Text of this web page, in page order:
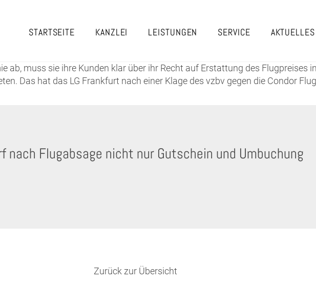
STARTSEITE KANZLEI LEISTUNGEN SERVICE
ab, muss sie ihre Kunden klar über ihr Recht auf Erstattung des Flugpreises
Das hat das LG Frankfurt nach einer Klage des vzbv gegen die Condor
nach Flugabsage nicht nur Gutschein und Umbuchung
Zurück zur Übersicht